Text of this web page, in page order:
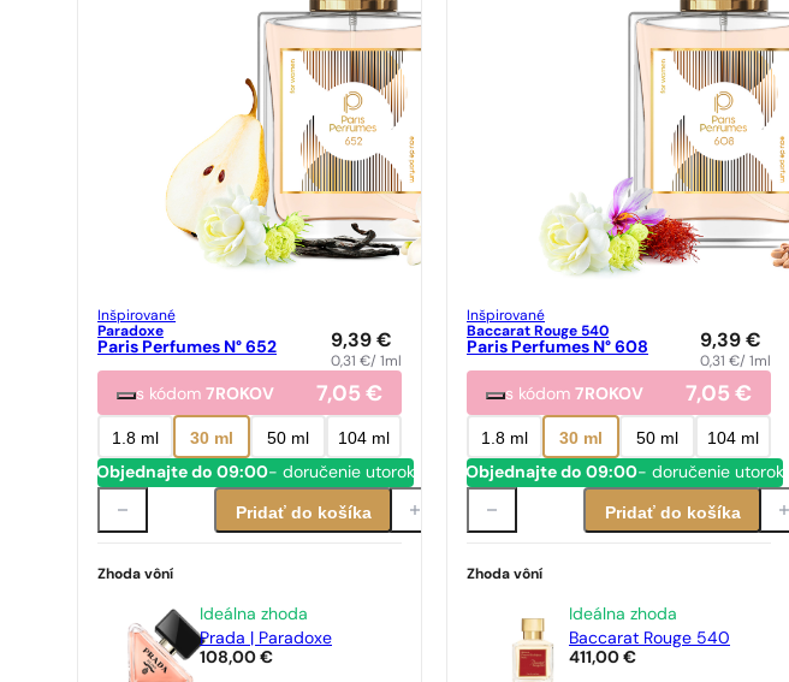
Inšpirované
Paradoxe
Paris Perfumes N° 652 9,39 €
0,31 €/ 1ml
s kódom 7ROKOV 7,05 €
1.8 ml 30 ml 50 ml 104 ml
Objednajte do 09:00- doručenie utorok
Pridať do košíka
Zhoda vôní
Ideálna zhoda
Prada | Paradoxe
108,00 €
Inšpirované
Baccarat Rouge 540
Paris Perfumes N° 608 9,39 €
0,31 €/ 1ml
s kódom 7ROKOV 7,05 €
1.8 ml 30 ml 50 ml 104 ml
Objednajte do 09:00- doručenie utorok
Pridať do košíka
Zhoda vôní
Ideálna zhoda
Baccarat Rouge 540
411,00 €